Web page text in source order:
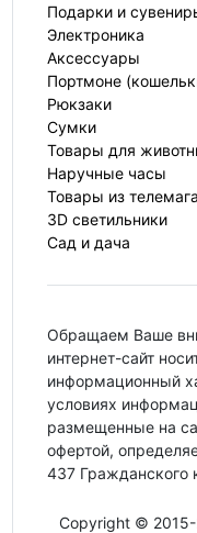
Подарки и
Электроника
Аксессуары
Портмоне
Рюкзаки
Сумки
Товары для
Наручные часы
Товары из
3D светильники
Сад и дача
Обращаем Ваше
интернет-сайт
информационный
условиях
размещенные на
офертой,
437 Гражданского
Copyright © 2015-